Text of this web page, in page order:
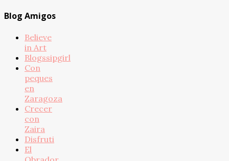
Blog Amigos
Believe
in Art
Blogssipgirl
Con
peques
en
Zaragoza
Crecer
con
Zaira
Disfruti
El